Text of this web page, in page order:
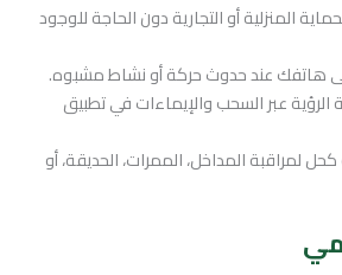
المنزلية أو التجارية دون الحاجة للوجود
هاتفك عند حدوث حركة أو نشاط مشبوه.
عبر السحب والإيماءات في تطبيق
لمراقبة المداخل، الممرات، الحديقة، أو